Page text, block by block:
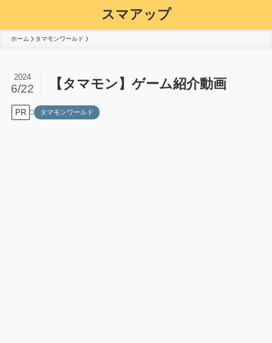
スマアップ
ホーム タマモンワールド
【タマモン】ゲーム紹介動画
2024
6/22
PR タマモンワールド